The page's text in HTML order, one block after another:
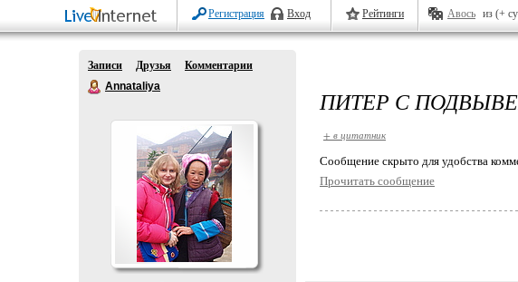
Регистрация Вход Рейтинги Авось из (+
Записи Друзья
Комментарии
Annataliya
ПИТЕР С
+ в цитатник
Cообщение скрыто для удобства
Прочитать сообщение